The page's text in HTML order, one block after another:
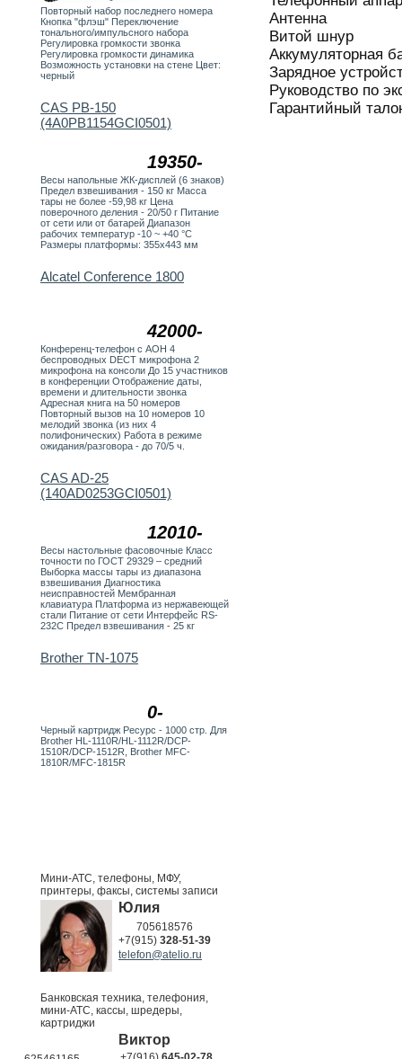
Повторный набор последнего номера
Кнопка "флэш" Переключение
тонального/импульсного набора
Регулировка громкости звонка
Регулировка громкости динамика
Возможность установки на стене Цвет:
черный
19350-
CAS PB-150
(4A0PB1154GCI0501)
Весы напольные ЖК-дисплей (6 знаков)
Предел взвешивания - 150 кг Масса
тары не более -59,98 кг Цена
поверочного деления - 20/50 г Питание
от сети или от батарей Диапазон
рабочих температур -10 ~ +40 °C
Размеры платформы: 355х443 мм
42000-
Alcatel Conference 1800
Конференц-телефон с АОН 4
беспроводных DECT микрофона 2
микрофона на консоли До 15 участников
в конференции Отображение даты,
времени и длительности звонка
Адресная книга на 50 номеров
Повторный вызов на 10 номеров 10
мелодий звонка (из них 4
полифонических) Работа в режиме
ожидания/разговора - до 70/5 ч.
12010-
CAS AD-25
(140AD0253GCI0501)
Весы настольные фасовочные Класс
точности по ГОСТ 29329 – средний
Выборка массы тары из диапазона
взвешивания Диагностика
неисправностей Мембранная
клавиатура Платформа из нержавеющей
стали Питание от сети Интерфейс RS-
232С Предел взвешивания - 25 кг
0-
Brother TN-1075
Черный картридж Ресурс - 1000 стр. Для
Brother HL-1110R/HL-1112R/DCP-
1510R/DCP-1512R, Brother MFC-
1810R/MFC-1815R
Мини-АТС, телефоны, МФУ,
принтеры, факсы, системы записи
Юлия
705618576
+7(915) 328-51-39
telefon@atelio.ru
Банковская техника, телефония,
мини-АТС, кассы, шредеры,
картриджи
Виктор
Антенна
Витой шнур
Аккумуляторная
Зарядное
Руководство по
Гарантийный